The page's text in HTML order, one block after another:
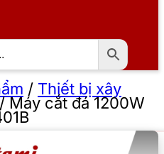
/ Thiết bị xây
Máy cắt đá 1200W